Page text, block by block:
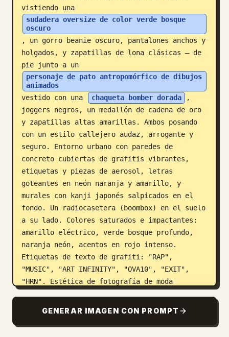
Actualizaciones
vistiendo una
sudadera oversize de color verde bosque
oscuro
, un gorro beanie oscuro, pantalones anchos y
holgados, y zapatillas de lona clásicas — de
pie junto a un
personaje de pato antropomórfico de dibujos
animados
vestido con una
chaqueta bomber dorada
,
joggers negros, un medallón de cadena de oro
y zapatillas altas amarillas. Ambos posando
con un estilo callejero audaz, arrogante y
seguro. Entorno urbano con paredes de
concreto cubiertas de grafitis vibrantes,
etiquetas y piezas de aerosol, letras
goteantes en neón naranja y amarillo, y
murales con kanji japonés salpicados en el
fondo. Un radiocasetera (boombox) en el suelo
a su lado. Colores saturados e impactantes:
amarillo eléctrico, verde bosque profundo,
naranja neón, acentos en rojo intenso.
Etiquetas de texto de grafiti: "RAP",
"MUSIC", "ART INFINITY", "OVA10", "EXIT",
"HRN". Estética de fotografía de moda
GENERAR IMAGEN CON PROMPT